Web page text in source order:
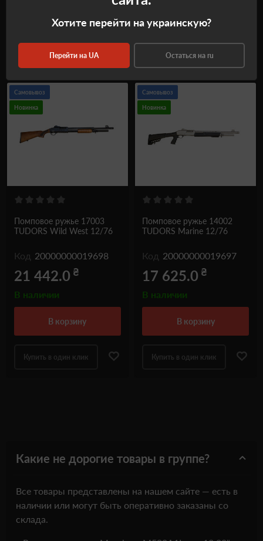
в корзину
Купить в один клик
в корзину
Купить в один клик
Самовывоз
Новинка
Помповое ружье 17003
TUDORS Wild West 12/76
Код 20000000019698
21 442.0 ₴
В наличии
в корзину
Купить в один клик
Самовывоз
Новинка
Помповое ружье 14002
TUDORS Marine 12/76
Код 20000000019697
17 625.0 ₴
В наличии
в корзину
Купить в один клик
Какие не дорогие товары в группе?
Все товары представлены на нашем сайте — есть в
наличии или могут быть оперативно заказаны со
склада.
Хотите перейти на украинскую?
Перейти на UA Остаться на ru